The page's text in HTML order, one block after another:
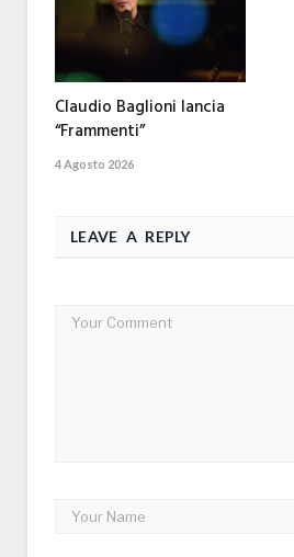
Claudio Baglioni lancia
“Frammenti”
4 Agosto 2026
LEAVE A REPLY